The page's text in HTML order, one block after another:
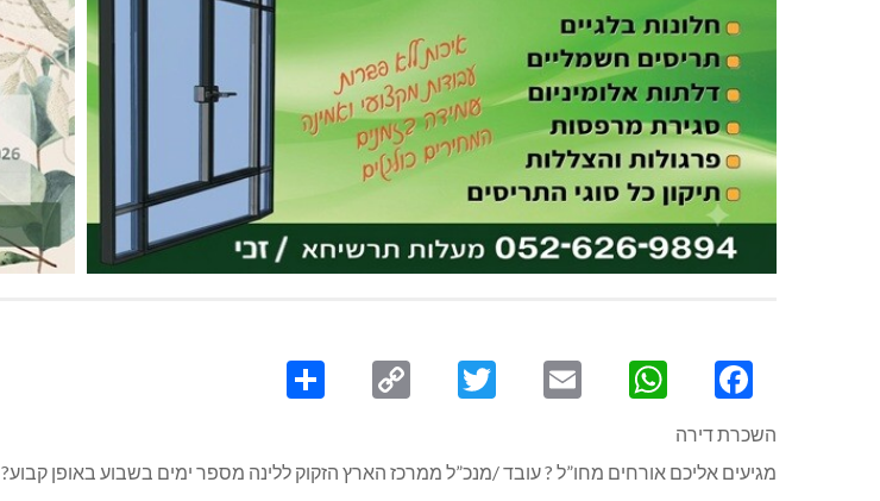
Facebook
WhatsApp
Email
Twitter
Copy
השכרת דירה
מגיעים אליכם אורחים מחו”ל ? עובד /מנכ”ל ממרכז הארץ הזקוק ללינה מספר ימים בשבוע באופן קבוע?